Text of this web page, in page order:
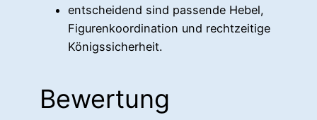
entscheidend sind passende Hebel,
Figurenkoordination und rechtzeitige
Königssicherheit.
Bewertung